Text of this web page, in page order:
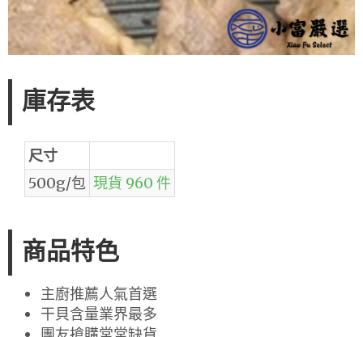
庫存表
尺寸
500g/包 現貨 960 件
商品特色
主廚推薦人氣首選
干貝含量業界最多